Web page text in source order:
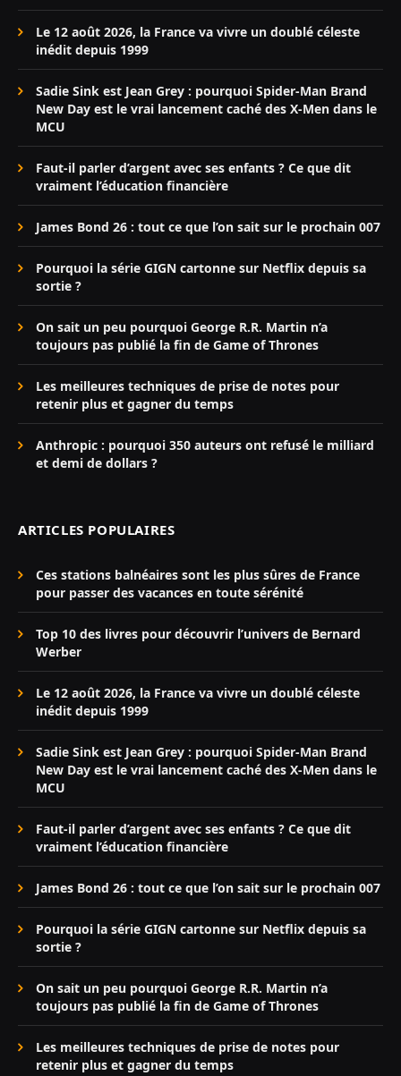
Le 12 août 2026, la France va vivre un doublé céleste
inédit depuis 1999
Sadie Sink est Jean Grey : pourquoi Spider-Man Brand
New Day est le vrai lancement caché des X-Men dans le
MCU
Faut-il parler d’argent avec ses enfants ? Ce que dit
vraiment l’éducation financière
James Bond 26 : tout ce que l’on sait sur le prochain 007
Pourquoi la série GIGN cartonne sur Netflix depuis sa
sortie ?
On sait un peu pourquoi George R.R. Martin n’a
toujours pas publié la fin de Game of Thrones
Les meilleures techniques de prise de notes pour
retenir plus et gagner du temps
Anthropic : pourquoi 350 auteurs ont refusé le milliard
et demi de dollars ?
ARTICLES POPULAIRES
Ces stations balnéaires sont les plus sûres de France
pour passer des vacances en toute sérénité
Top 10 des livres pour découvrir l’univers de Bernard
Werber
Le 12 août 2026, la France va vivre un doublé céleste
inédit depuis 1999
Sadie Sink est Jean Grey : pourquoi Spider-Man Brand
New Day est le vrai lancement caché des X-Men dans le
MCU
Faut-il parler d’argent avec ses enfants ? Ce que dit
vraiment l’éducation financière
James Bond 26 : tout ce que l’on sait sur le prochain 007
Pourquoi la série GIGN cartonne sur Netflix depuis sa
sortie ?
On sait un peu pourquoi George R.R. Martin n’a
toujours pas publié la fin de Game of Thrones
Les meilleures techniques de prise de notes pour
retenir plus et gagner du temps